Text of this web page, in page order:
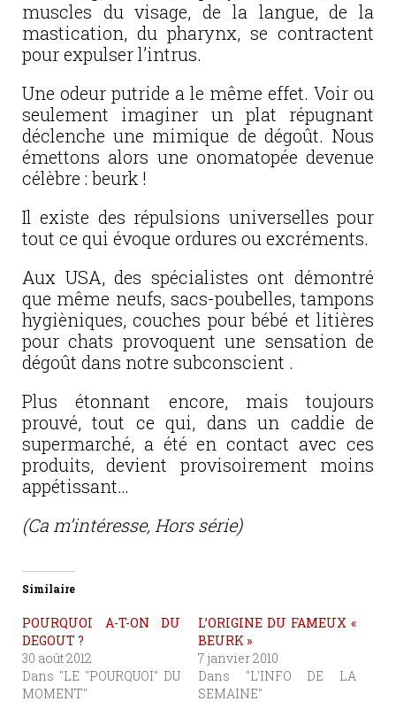
muscles du visage, de la langue, de la
mastication, du pharynx, se contractent
pour expulser l’intrus.
Une odeur putride a le même effet. Voir ou
seulement imaginer un plat répugnant
déclenche une mimique de dégoût. Nous
émettons alors une onomatopée devenue
célèbre : beurk !
Il existe des répulsions universelles pour
tout ce qui évoque ordures ou excréments.
Aux USA, des spécialistes ont démontré
que même neufs, sacs-poubelles, tampons
hygièniques, couches pour bébé et litières
pour chats provoquent une sensation de
dégoût dans notre subconscient .
Plus étonnant encore, mais toujours
prouvé, tout ce qui, dans un caddie de
supermarché, a été en contact avec ces
produits, devient provisoirement moins
appétissant…
(Ca m’intéresse, Hors série)
Similaire
POURQUOI A-T-ON DU
DEGOUT ?
30 août 2012
Dans "LE "POURQUOI" DU
MOMENT"
L’ORIGINE DU FAMEUX «
BEURK »
7 janvier 2010
Dans "L'INFO DE LA
SEMAINE"